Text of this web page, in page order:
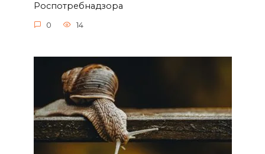
Роспотребнадзора
0 14